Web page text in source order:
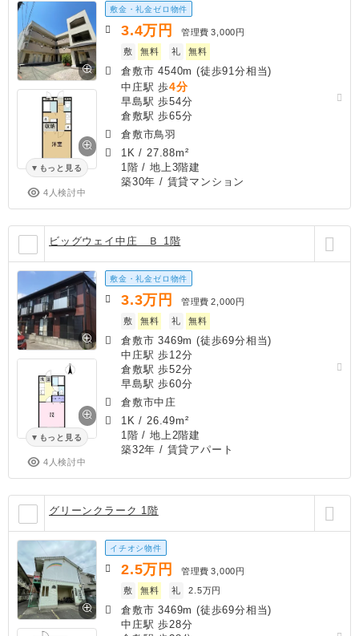
もっと見る
4人検討中
敷金・礼金ゼロ物件
3.4万円 管理費 3,000円
敷
無料 礼 無料
倉敷市 4540m (徒歩91分相当)
中庄駅 歩4分
早島駅 歩54分
倉敷駅 歩65分
倉敷市鳥羽
1K / 27.88m²
1階 / 地上3階建
築30年 / 賃貸マンション
ビッグウェイ中庄 Ｂ 1階
もっと見る
4人検討中
敷金・礼金ゼロ物件
3.3万円 管理費 2,000円
敷
無料 礼 無料
倉敷市 3469m (徒歩69分相当)
中庄駅 歩12分
倉敷駅 歩52分
早島駅 歩60分
倉敷市中庄
1K / 26.49m²
1階 / 地上2階建
築32年 / 賃貸アパート
グリーンクラーク 1階
イチオシ物件
2.5万円 管理費 3,000円
敷
無料 礼 2.5万円
倉敷市 3469m (徒歩69分相当)
中庄駅 歩28分